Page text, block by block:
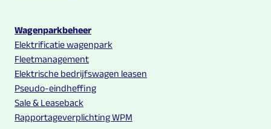
Wagenparkbeheer
Elektrificatie wagenpark
Fleetmanagement
Elektrische bedrijfswagen leasen
Pseudo-eindheffing
Sale & Leaseback
Rapportageverplichting WPM